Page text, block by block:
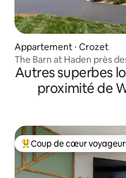
Appartement ⋅ Crozet
The Barn at Haden près
Autres superbes
proximité de
Coups de cœur
Coup de cœur